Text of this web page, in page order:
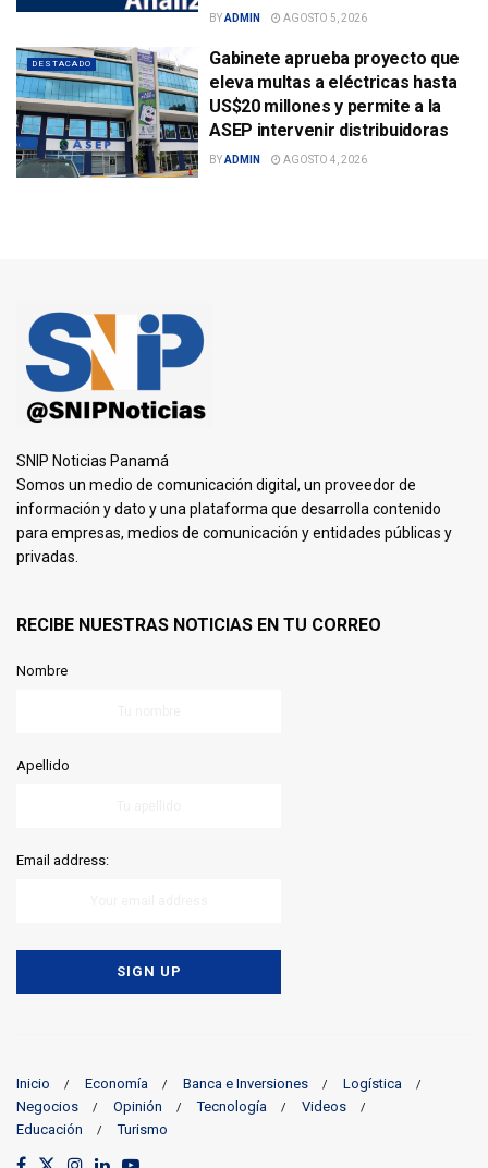
BYADMIN AGOSTO 5, 2026
DESTACADO
Gabinete aprueba proyecto que
eleva multas a eléctricas hasta
US$20 millones y permite a la
ASEP intervenir distribuidoras
BYADMIN AGOSTO 4, 2026
SNIP Noticias Panamá
Somos un medio de comunicación digital, un proveedor de
información y dato y una plataforma que desarrolla contenido
para empresas, medios de comunicación y entidades públicas y
privadas.
RECIBE NUESTRAS NOTICIAS EN TU CORREO
Nombre
Apellido
Email address:
Inicio Economía Banca e Inversiones
Logística
Negocios
Opinión Tecnología
Videos
Educación
Turismo